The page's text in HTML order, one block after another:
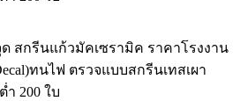
สกรีนแก้วมัคเซรามิค ราคาโรงงาน
ทนไฟ ตรวจแบบสกรีนเทสเผา
200 ใบ